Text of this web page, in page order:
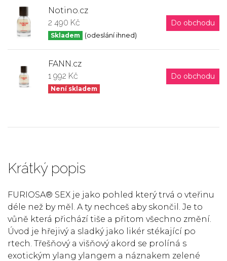
Notino.cz
2 490 Kč
Skladem (odeslání ihned)
Do obchodu
FANN.cz
1 992 Kč
Není skladem
Do obchodu
Krátký popis
FURIOSA® SEX je jako pohled který trvá o vteřinu
déle než by měl. A ty nechceš aby skončil. Je to
vůně která přichází tiše a přitom všechno změní.
Úvod je hřejivý a sladký jako likér stékající po
rtech. Třešňový a višňový akord se prolíná s
exotickým ylang ylangem a náznakem zelené